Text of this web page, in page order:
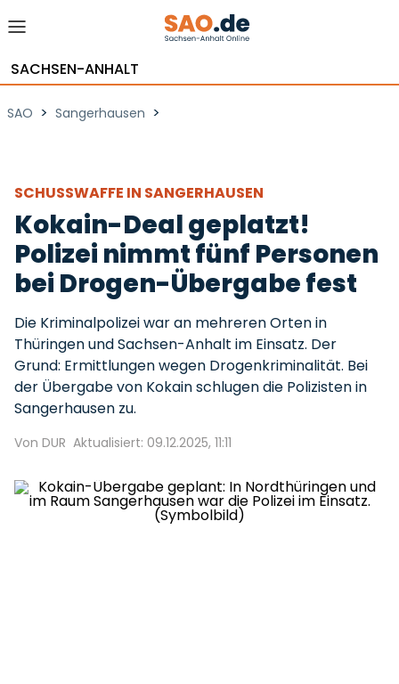
SACHSEN-ANHALT
SAO > Sangerhausen >
SCHUSSWAFFE IN SANGERHAUSEN
Kokain-Deal geplatzt!
Polizei nimmt fünf Personen
bei Drogen-Übergabe fest
Die Kriminalpolizei war an mehreren Orten in
Thüringen und Sachsen-Anhalt im Einsatz. Der
Grund: Ermittlungen wegen Drogenkriminalität. Bei
der Übergabe von Kokain schlugen die Polizisten in
Sangerhausen zu.
Von DUR Aktualisiert: 09.12.2025, 11:11